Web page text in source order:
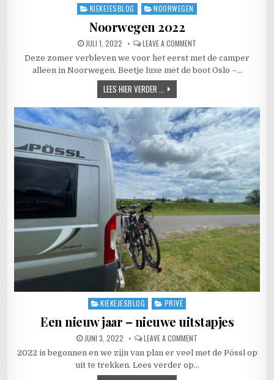
Posted in
KIEKEJESBLOG NOORWEGEN
Noorwegen 2022
PUBLISHED DATE:
JULI 1, 2022 LEAVE A COMMENT
Deze zomer verbleven we voor het eerst met de camper
alleen in Noorwegen. Beetje luxe met de boot Oslo –…
LEES HIER VERDER ... NOORWEGEN 2022
Posted in
KIEKEJESBLOG PRIVÉ
Een nieuw jaar – nieuwe uitstapjes
PUBLISHED DATE:
JUNI 3, 2022 LEAVE A COMMENT
2022 is begonnen en we zijn van plan er veel met de Pössl op
uit te trekken. Lees verder op…